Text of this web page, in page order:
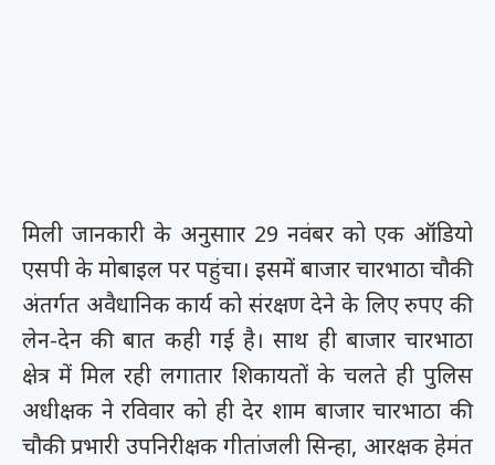
मिली जानकारी के अनुसाार 29 नवंबर को एक ऑडियो
एसपी के मोबाइल पर पहुंचा। इसमें बाजार चारभाठा चौकी
अंतर्गत अवैधानिक कार्य को संरक्षण देने के लिए रुपए की
लेन-देन की बात कही गई है। साथ ही बाजार चारभाठा
क्षेत्र में मिल रही लगातार शिकायतों के चलते ही पुलिस
अधीक्षक ने रविवार को ही देर शाम बाजार चारभाठा की
चौकी प्रभारी उपनिरीक्षक गीतांजली सिन्हा, आरक्षक हेमंत